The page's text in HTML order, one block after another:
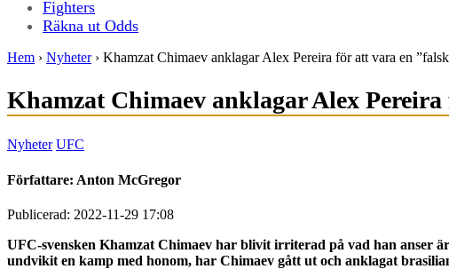
Fighters
Räkna ut Odds
Hem › Nyheter› Khamzat Chimaev anklagar Alex Pereira för att vara en
Khamzat Chimaev anklagar Alex
Nyheter UFC
Författare: Anton McGregor
Publicerad: 2022-11-29 17:08
UFC-svensken Khamzat Chimaev har blivit irriterad på vad han anser
undvikit en kamp med honom, har Chimaev gått ut och anklagat